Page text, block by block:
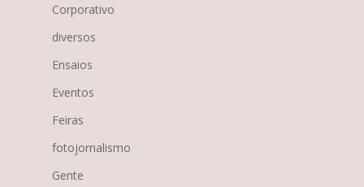
Corporativo
diversos
Ensaios
Eventos
Feiras
fotojornalismo
Gente